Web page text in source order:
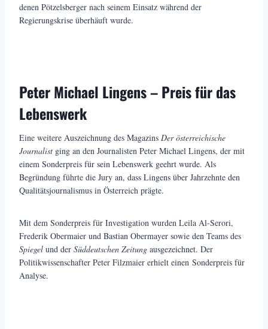
denen Pötzelsberger nach seinem Einsatz während der
Regierungskrise überhäuft wurde.
Peter Michael Lingens – Preis für das
Lebenswerk
Eine weitere Auszeichnung des Magazins Der österreichische
Journalist ging an den Journalisten Peter Michael Lingens, der mit
einem Sonderpreis für sein Lebenswerk geehrt wurde. Als
Begründung führte die Jury an, dass Lingens über Jahrzehnte den
Qualitätsjournalismus in Österreich prägte.
Mit dem Sonderpreis für Investigation wurden Leila Al-Serori,
Frederik Obermaier und Bastian Obermayer sowie den Teams des
Spiegel und der Süddeutschen Zeitung ausgezeichnet. Der
Politikwissenschafter Peter Filzmaier erhielt einen Sonderpreis für
Analyse.